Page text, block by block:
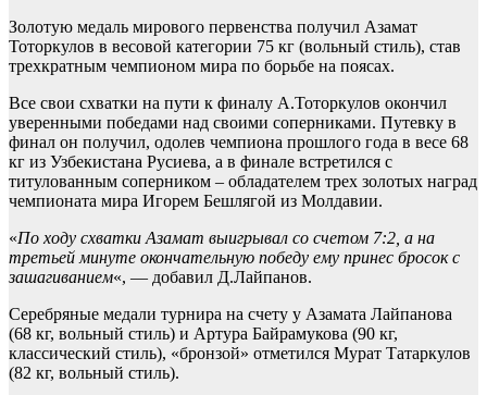
Золотую медаль мирового первенства получил Азамат
Тоторкулов в весовой категории 75 кг (вольный стиль), став
трехкратным чемпионом мира по борьбе на поясах.
Все свои схватки на пути к финалу А.Тоторкулов окончил
уверенными победами над своими соперниками. Путевку в
финал он получил, одолев чемпиона прошлого года в весе 68
кг из Узбекистана Русиева, а в финале встретился с
титулованным соперником – обладателем трех золотых наград
чемпионата мира Игорем Бешлягой из Молдавии.
«По ходу схватки Азамат выигрывал со счетом 7:2, а на
третьей минуте окончательную победу ему принес бросок с
зашагиванием«, — добавил Д.Лайпанов.
Серебряные медали турнира на счету у Азамата Лайпанова
(68 кг, вольный стиль) и Артура Байрамукова (90 кг,
классический стиль), «бронзой» отметился Мурат Татаркулов
(82 кг, вольный стиль).